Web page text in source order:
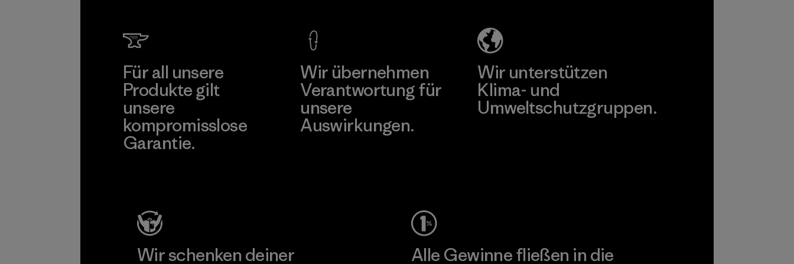
Mehr dazu
Für all unsere
Produkte gilt
unsere
kompromisslose
Garantie.
Wir übernehmen
Verantwortung für
unsere
Auswirkungen.
Wir unterstützen
Klima- und
Umweltschutzgruppen.
Wir schenken deiner Alle Gewinne fließen in die